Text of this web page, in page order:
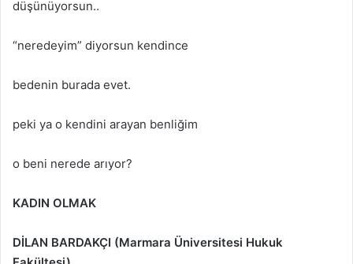
düşünüyorsun..
“neredeyim” diyorsun kendince
bedenin burada evet.
peki ya o kendini arayan benliğim
o beni nerede arıyor?
KADIN OLMAK
DİLAN BARDAKÇI (Marmara Üniversitesi Hukuk